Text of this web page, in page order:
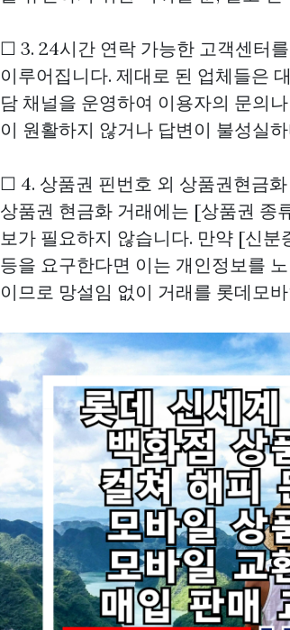
☐ 3. 24시간 연락 가능한 고객센터
이루어집니다. 제대로 된 업체들은
담 채널을 운영하여 이용자의 문의
이 원활하지 않거나 답변이 불성실
☐ 4. 상품권 핀번호 외 상품권현금화
상품권 현금화 거래에는 [상품권 종
보가 필요하지 않습니다. 만약 [신
등을 요구한다면 이는 개인정보를
이므로 망설임 없이 거래를 롯데모